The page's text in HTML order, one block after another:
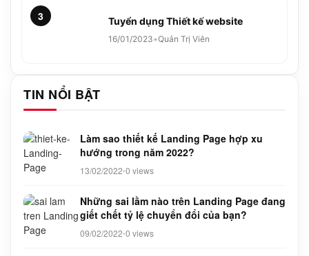
3 Tuyển dụng Thiết kế website
16/01/2023•Quản Trị Viên
TIN NỔI BẬT
Làm sao thiết kế Landing Page hợp xu
hướng trong năm 2022?
13/02/2022•0 views
Những sai lầm nào trên Landing Page đang
giết chết tỷ lệ chuyển đổi của bạn?
09/02/2022•0 views